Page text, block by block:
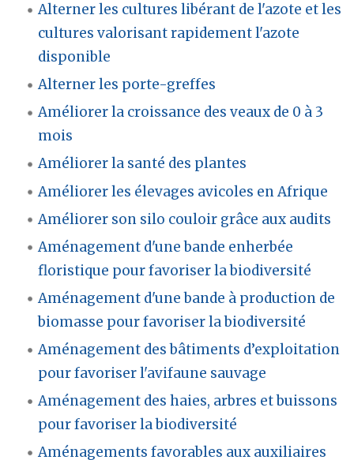
Alterner les cultures libérant de l'azote et les
cultures valorisant rapidement l'azote
disponible
Alterner les porte-greffes
Améliorer la croissance des veaux de 0 à 3
mois
Améliorer la santé des plantes
Améliorer les élevages avicoles en Afrique
Améliorer son silo couloir grâce aux audits
Aménagement d'une bande enherbée
floristique pour favoriser la biodiversité
Aménagement d'une bande à production de
biomasse pour favoriser la biodiversité
Aménagement des bâtiments d’exploitation
pour favoriser l'avifaune sauvage
Aménagement des haies, arbres et buissons
pour favoriser la biodiversité
Aménagements favorables aux auxiliaires